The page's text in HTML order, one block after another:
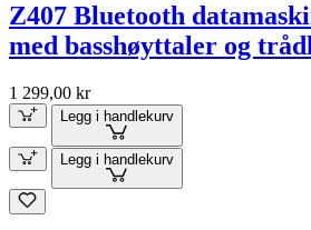
Z407 Bluetooth
med basshøyttaler og
1 299,00 kr
Legg i handlekurv
Legg i handlekurv